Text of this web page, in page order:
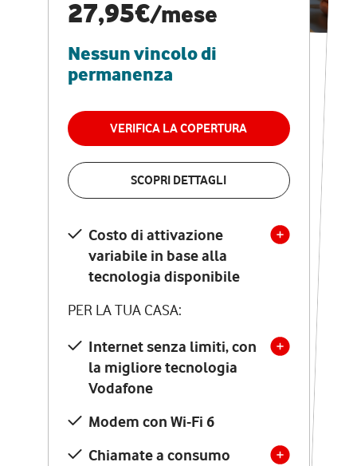
27,95€/mese
Nessun vincolo di
permanenza
VERIFICA LA COPERTURA
SCOPRI DETTAGLI
Costo di attivazione
variabile in base alla
tecnologia disponibile
PER LA TUA CASA:
Internet senza limiti, con
la migliore tecnologia
Vodafone
Modem con Wi-Fi 6
Chiamate a consumo
vantaggi speciali
RETE FISSA + VODAFONE CLUB
29,95€
permanenza
VERIFICA LA COPERTURA
Costo di attivazione
variabile in base alla
tecnologia disponibile
PER LA TUA CASA:
Internet senza limiti, con
la migliore tecnologia
Vodafone
Modem Seven con Wi-Fi 7
Chiamate illimitate verso
numeri fissi e mobili
nazionali